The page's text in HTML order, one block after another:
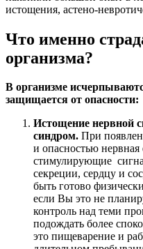
истощения, астено-
Что именно
организма?
В организме
защищается от опасности:
Истощение нервной
синдром. При
и опасностью нервная
стимулирующие
секреции, сердцу и
быть готово
если Вы это не
контроль над теми
подождать более
это пищеварение и